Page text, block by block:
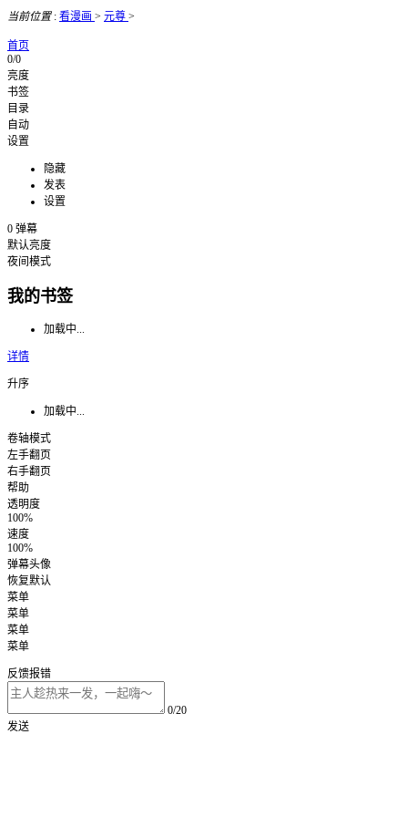
当前位置: 看漫画 > 元尊 >
首页
0/0
亮度
书签
目录
自动
设置
隐藏
发表
设置
0 弹幕
默认亮度
夜间模式
我的书签
加载中...
详情
升序
加载中...
卷轴模式
左手翻页
右手翻页
帮助
透明度
100%
速度
100%
弹幕头像
恢复默认
菜单
菜单
菜单
菜单
反馈报错
0/20
发送